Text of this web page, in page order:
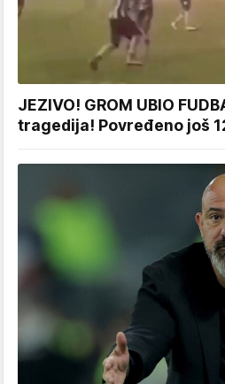
JEZIVO! GROM UBIO
tragedija! Povređeno još